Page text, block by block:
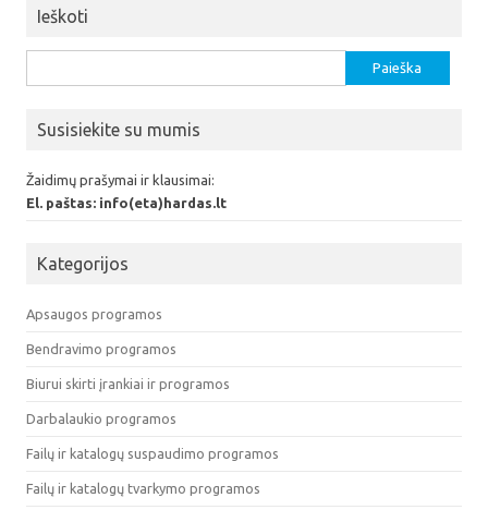
Ieškoti
Susisiekite su mumis
Žaidimų prašymai ir klausimai:
El. paštas: info(eta)hardas.lt
Kategorijos
Apsaugos programos
Bendravimo programos
Biurui skirti įrankiai ir programos
Darbalaukio programos
Failų ir katalogų suspaudimo programos
Failų ir katalogų tvarkymo programos